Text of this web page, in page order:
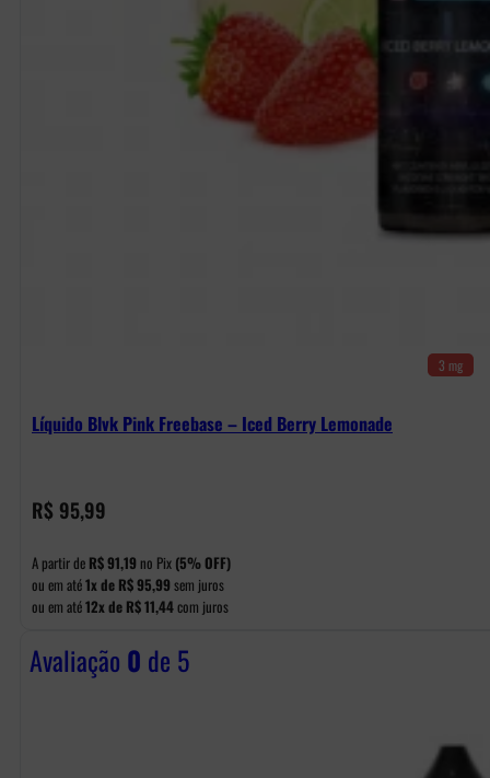
3 mg
Líquido Blvk Pink Freebase – Iced Berry Lemonade
R$ 95,99
A partir de R$91,19 no Pix (5% OFF)
ou em até1x de R$95,99 sem juros
ou em até12x de R$11,44com juros
Avaliação 0 de 5